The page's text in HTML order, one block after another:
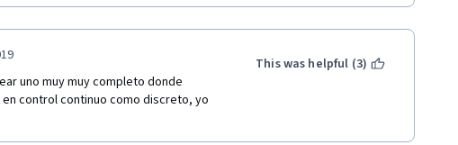
uno muy muy completo donde
control continuo como discreto, yo
This was helpful (3)